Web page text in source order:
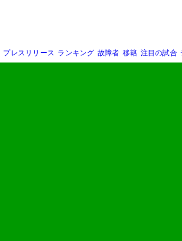
プレスリリース ランキング 故障者 移籍 注目の試合